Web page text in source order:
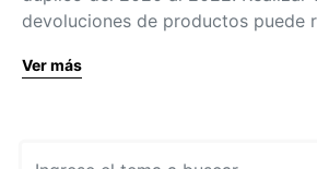
devoluciones de productos puede
Ver más